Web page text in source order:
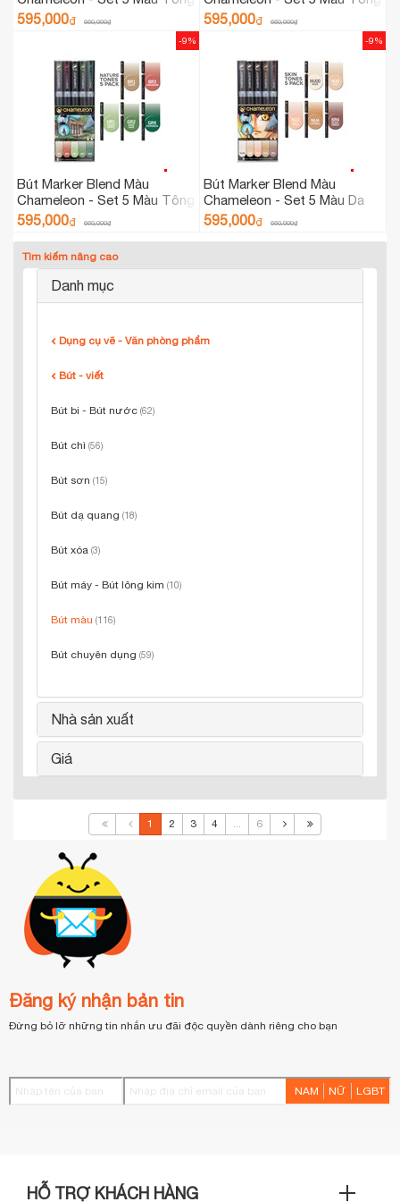
Màu Xám CT0509
595,000₫ 660,000₫
Màu Xanh CT0513
595,000₫ 660,000₫
Bút Marker Blend Màu
Chameleon - Set 5 Màu Tông
Màu Thiên Nhiên CT0514
595,000₫ 660,000₫
-9%
Bút Marker Blend Màu
Chameleon - Set 5 Màu Da
CT0510
595,000₫ 660,000₫
-9%
Tìm kiếm nâng cao
Danh mục
Dụng cụ vẽ - Văn phòng phẩm
Bút - viết
Bút bi - Bút nước (62)
Bút chì (56)
Bút sơn (15)
Bút dạ quang (18)
Bút xóa (3)
Bút máy - Bút lông kim (10)
Bút màu (116)
Bút chuyên dụng (59)
Nhà sản xuất
Giá
1 2 3 4 ... 6
Đăng ký nhận bản tin
Đừng bỏ lỡ những tin nhắn ưu đãi độc quyền dành riêng cho bạn
NAM NỮ LGBT
HỖ TRỢ KHÁCH HÀNG